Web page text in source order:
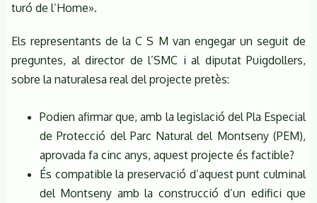
turó de l’Home».
Els representants de la C S M van engegar un seguit de
preguntes, al director de l’SMC i al diputat Puigdollers,
sobre la naturalesa real del projecte pretès:
Podien afirmar que, amb la legislació del Pla Especial
de Protecció del Parc Natural del Montseny (PEM),
aprovada fa cinc anys, aquest projecte és factible?
És compatible la preservació d’aquest punt culminal
del Montseny amb la construcció d’un edifici que